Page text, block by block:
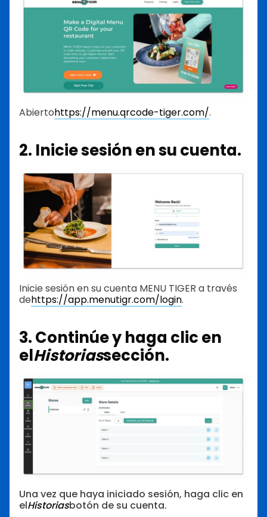
Abiertohttps://menu.qrcode-tiger.com/.
2. Inicie sesión en su cuenta.
Inicie sesión en su cuenta MENU TIGER a través
dehttps://app.menutigr.com/login.
3. Continúe y haga clic en
elHistoriassección.
Una vez que haya iniciado sesión, haga clic en
elHistoriasbotón de su cuenta.